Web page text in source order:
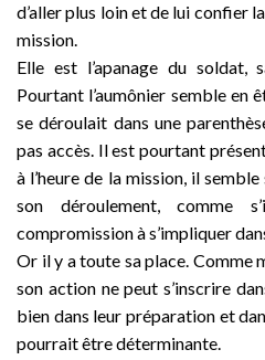
d’aller plus loin et de lui confier
mission.
Elle est l’apanage du soldat,
Pourtant l’aumônier semble en
se déroulait dans une
pas accès. Il est pourtant
à l’heure de la mission, il
son déroulement, comme
compromission à s’impliquer
Or il y a toute sa place. Comme
son action ne peut s’inscrire
bien dans leur préparation et
pourrait être déterminante.